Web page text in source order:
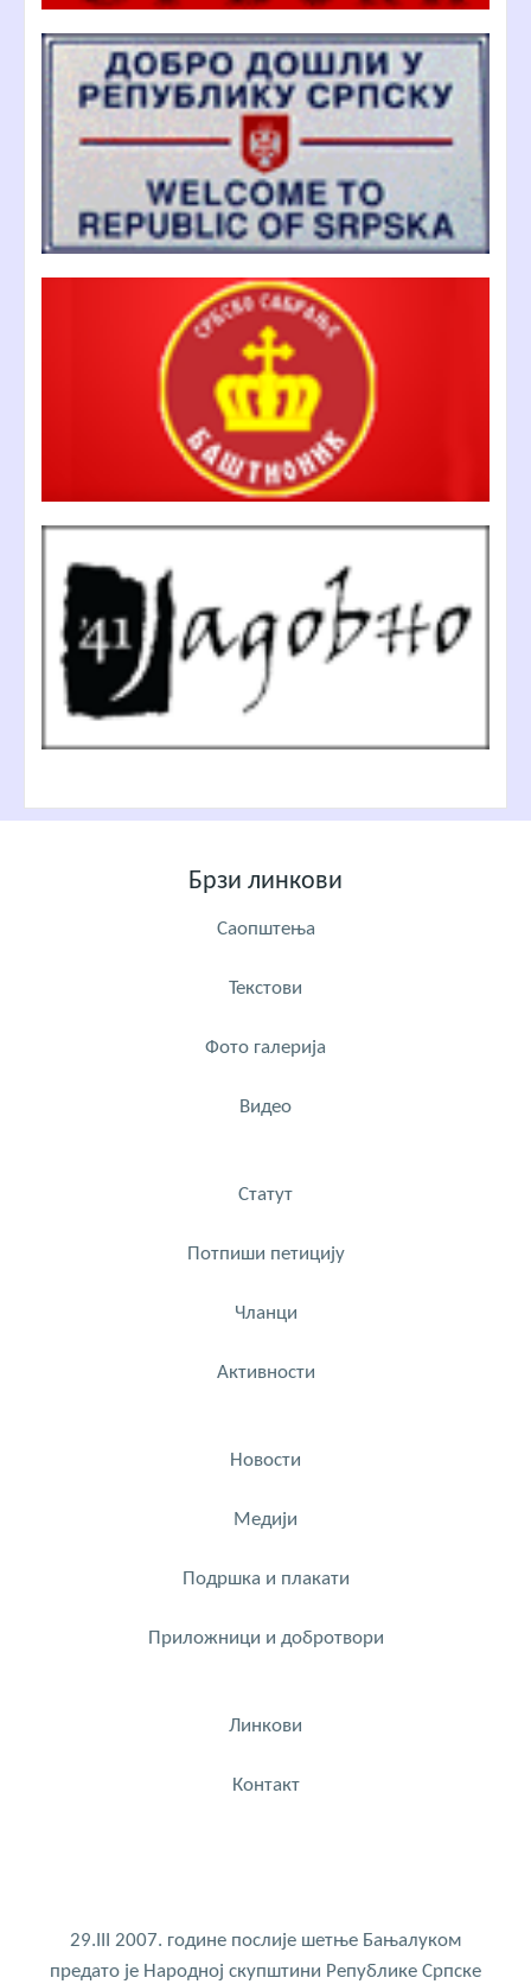
Брзи линкови
Саопштења
Текстови
Фото галерија
Видео
Статут
Потпиши петицију
Чланци
Активности
Новости
Медији
Подршка и плакати
Приложници и добротвори
Линкови
Контакт
29.III 2007. године послије шетње Бањалуком
предато је Народној скупштини Републике Српске